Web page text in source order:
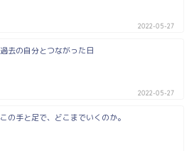
2022-05-27
過去の自分とつながった日
2022-05-27
この手と足で、どこまでいくのか。